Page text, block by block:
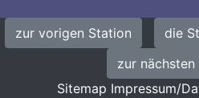
zur vorigen Station
die
zur
Sitemap Impressum/